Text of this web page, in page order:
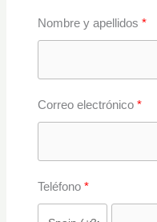
Nombre y apellidos
Correo electrónico
Teléfono